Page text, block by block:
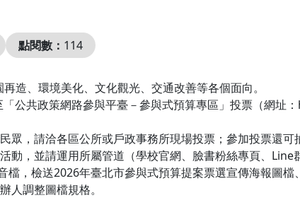
點閱數： 114
造、環境美化、文化觀光、交通改善等各個面向。
公共政策網路參與平臺－參與式預算專區」投票（網
，請洽各區公所或戶政事務所現場投票；參加投票還可
動，並請運用所屬管道（學校官網、臉書粉絲專頁、
，檢送2026年臺北市參與式預算提案票選宣傳海報圖
人調整圖檔規格。